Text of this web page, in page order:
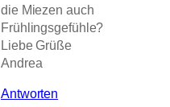
die Miezen auch
Frühlingsgefühle?
Liebe Grüße
Andrea
Antworten